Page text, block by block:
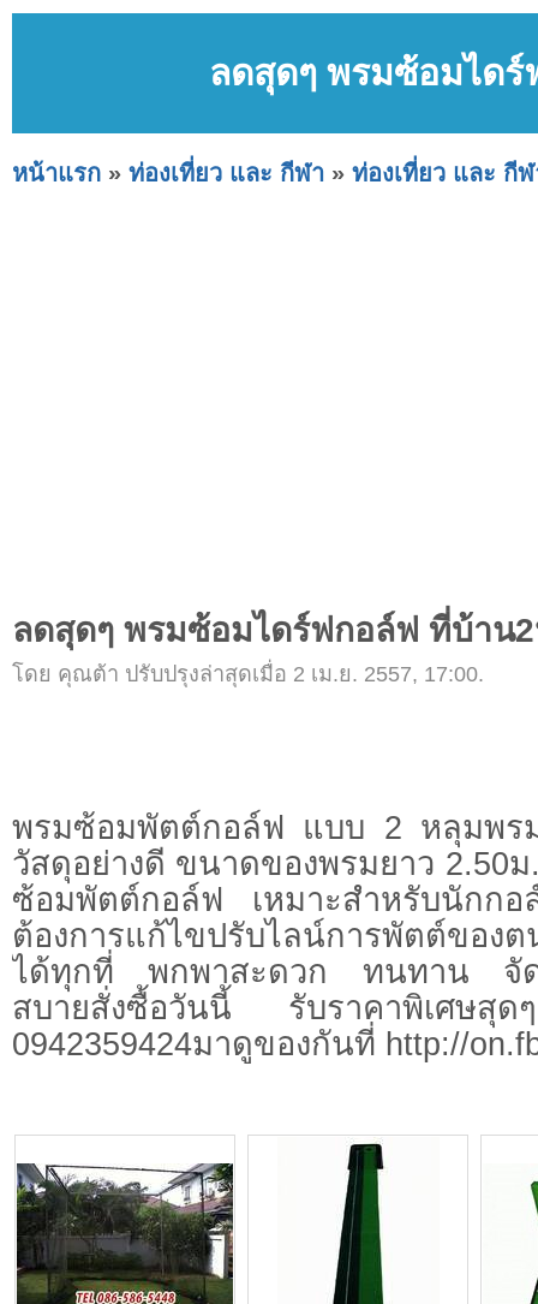
ลดสุดๆ พรมซ้อมได
หน้าแรก » ท่องเที่ยว และ กีฬา » ท่องเที่ยว และ กี
ลดสุดๆ พรมซ้อมไดร์ฟกอล์ฟ ที่บ้าน
โดย คุณต้า ปรับปรุงล่าสุดเมื่อ 2 เม.ย. 2557, 17:00.
พรมซ้อมพัตต์กอล์ฟ แบบ 2 หลุมพร
วัสดุอย่างดี ขนาดของพรมยาว 2.50
ซ้อมพัตต์กอล์ฟ เหมาะสำหรับนักก
ต้องการแก้ไขปรับไลน์การพัตต์ของ
ได้ทุกที่ พกพาสะดวก ทนทาน จัดเ
สบายสั่งซื้อวันนี้ รับราคาพิเศษสุ
0942359424มาดูของกันที่ http://